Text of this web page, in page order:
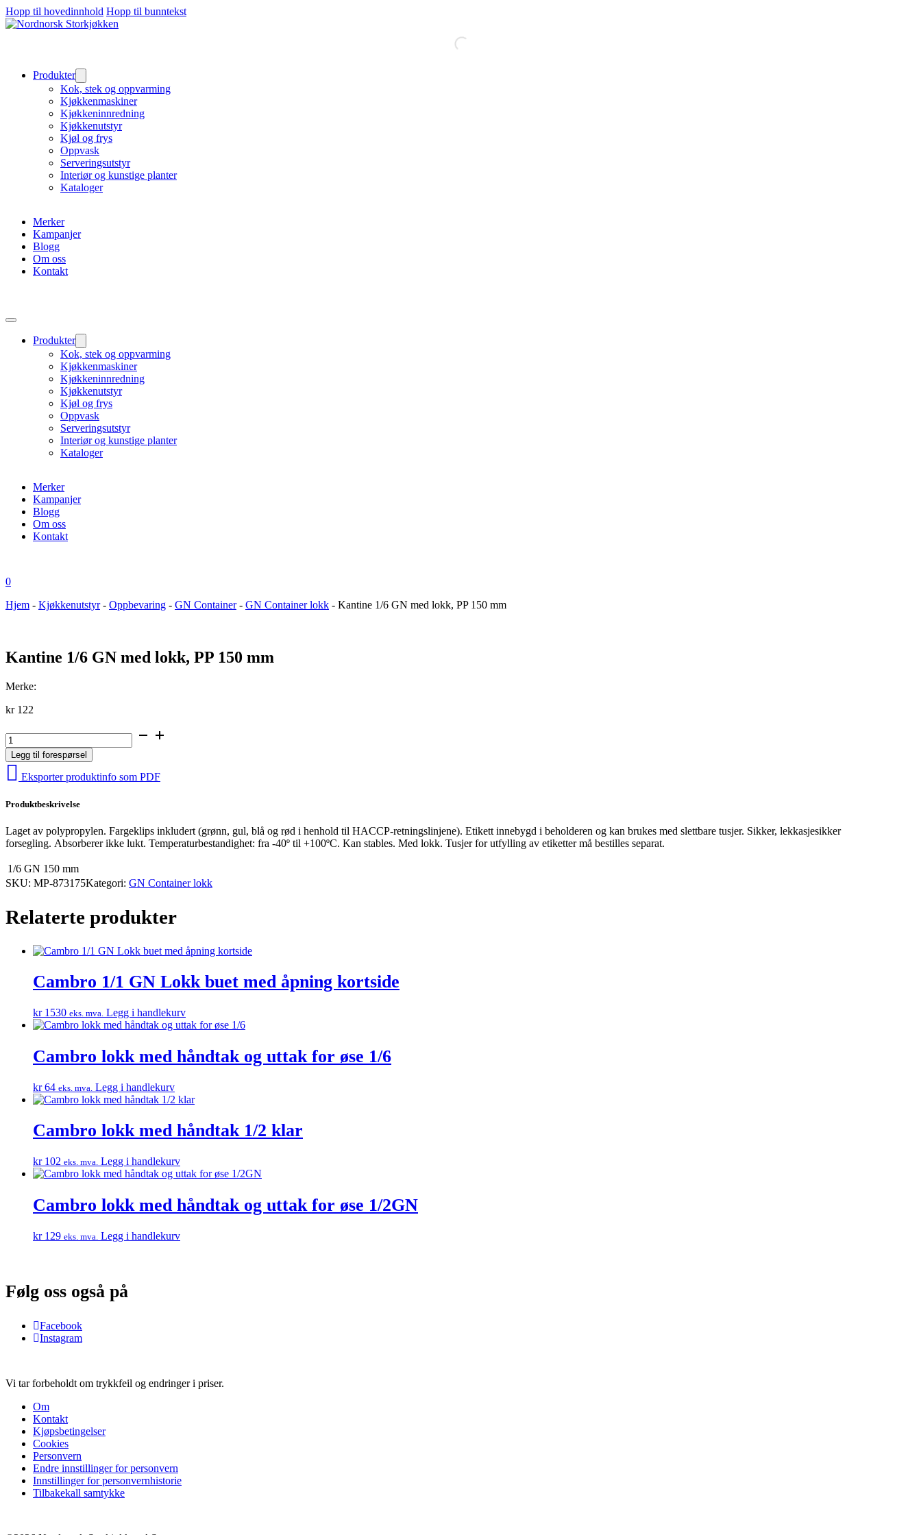
Hopp til hovedinnhold Hopp til bunntekst
Produkter
Kok, stek og oppvarming
Kjøkkenmaskiner
Kjøkkeninnredning
Kjøkkenutstyr
Kjøl og frys
Oppvask
Serveringsutstyr
Interiør og kunstige planter
Kataloger
Merker
Kampanjer
Blogg
Om oss
Kontakt
Produkter
Kok, stek og oppvarming
Kjøkkenmaskiner
Kjøkkeninnredning
Kjøkkenutstyr
Kjøl og frys
Oppvask
Serveringsutstyr
Interiør og kunstige planter
Kataloger
Merker
Kampanjer
Blogg
Om oss
Kontakt
0
Hjem - Kjøkkenutstyr- Oppbevaring - GN Container- GN Container lokk - Kantine 1/6 GN med lokk, PP 150 mm
Kantine 1/6 GN med lokk, PP 150 mm
Merke:
kr122
Kantine
1/6
GN
med
lokk,
150
antall
Legg til forespørsel
Eksporter produktinfo som PDF
Produktbeskrivelse
Laget av polypropylen. Fargeklips inkludert (grønn, gul, blå og rød i henhold til HACCP-retningslinjene). Etikett innebygd i beholderen og kan brukes med slettbare tusjer. Sikker, lekkasjesikker
forsegling. Absorberer ikke lukt. Temperaturbestandighet: fra -40º til +100ºC. Kan stables. Med lokk. Tusjer for utfylling av etiketter må bestilles separat.
1/6 GN 150 mm
SKU: MP-873175Kategori: GN Container lokk
Relaterte produkter
Cambro 1/1 GN Lokk buet med åpning kortside
kr1530 eks. mva. Legg i handlekurv
Cambro lokk med håndtak og uttak for øse 1/6
kr64 eks. mva. Legg i handlekurv
Cambro lokk med håndtak 1/2 klar
kr102 eks. mva. Legg i handlekurv
Cambro lokk med håndtak og uttak for øse 1/2GN
kr129 eks. mva. Legg i handlekurv
Følg oss også på
Facebook
Instagram
Vi tar forbeholdt om trykkfeil og endringer i priser.
Om
Kontakt
Kjøpsbetingelser
Cookies
Personvern
Endre innstillinger for personvern
Innstillinger for personvernhistorie
Tilbakekall samtykke